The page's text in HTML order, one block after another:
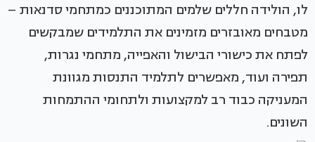
לו, הולידה חללים שלמים המתוכננים כמתחמי סדנאות –
מטבחים מאובזרים מזמינים את התלמידים שמבקשים
לפתח את כישורי הבישול והאפייה, מתחמי נגרות,
תפירה ועוד, מאפשרים לתלמיד התנסות מגוונת
המעניקה כבוד רב למקצועות ולתחומי ההתמחות
השונים.